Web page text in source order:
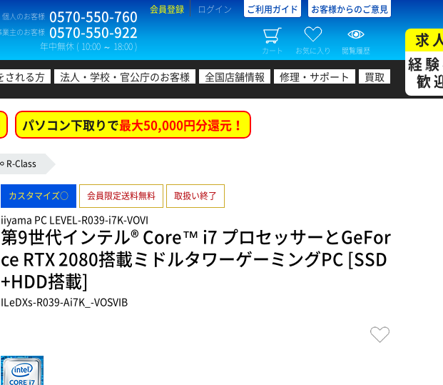
個人のお客様 0570-550-760
主のお客様 0570-550-922
年中無休 ( 10:00 ～ 18:00 )
会員登録 ログイン ご利用ガイド お客様からのご意見
カート お気に入り 閲覧履歴
される方 法人・学校・官公庁のお客様 全国店舗情報 修理・サポート 買取
求
経
歓
パソコン下取りで最大50,000円分還元！
R-Class
カスタマイズ○ 会員限定送料無料 取扱い終了
iiyama PC LEVEL-R039-i7K-VOVI
第9世代インテル® Core™ i7 プロセッサーとGeFor
ce RTX 2080搭載ミドルタワーゲーミングPC [SSD
+HDD搭載]
ILeDXs-R039-Ai7K_-VOSVIB